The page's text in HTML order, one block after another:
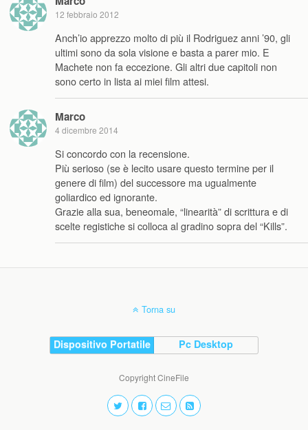
12 febbraio 2012
Anch’io apprezzo molto di più il Rodriguez anni ’90, gli
ultimi sono da sola visione e basta a parer mio. E
Machete non fa eccezione. Gli altri due capitoli non
sono certo in lista ai miei film attesi.
Marco
4 dicembre 2014
Si concordo con la recensione.
Più serioso (se è lecito usare questo termine per il
genere di film) del successore ma ugualmente
goliardico ed ignorante.
Grazie alla sua, beneomale, “linearità” di scrittura e di
scelte registiche si colloca al gradino sopra del “Kills”.
Torna su
Dispositivo Portatile Pc Desktop
Copyright CineFile